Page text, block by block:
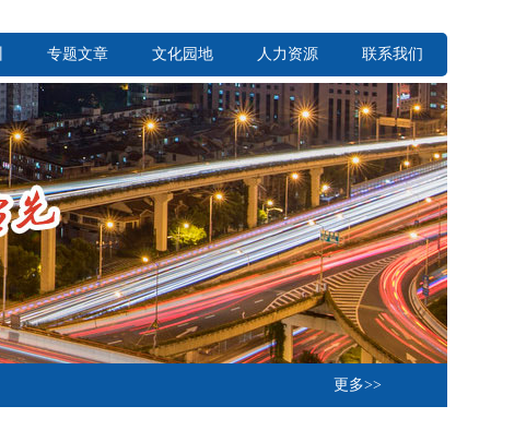
专题文章 文化园地 人力资源 联系我们
更多>>